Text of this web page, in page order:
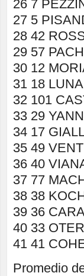
26 7
27 5
28 42
29 57
30 12
31 18
32 101
33 29
34 17
35 49
36 40
37 77
38 38
39 36
40 33
41 41
Promedio